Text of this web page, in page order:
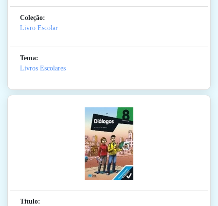
Coleção:
Livro Escolar
Tema:
Livros Escolares
Titulo: